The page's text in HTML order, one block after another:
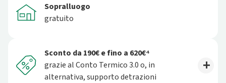
Sopralluogo
gratuito
Sconto da 190€ e fino a 620€⁴
grazie al Conto Termico 3.0 o, in
alternativa, supporto detrazioni